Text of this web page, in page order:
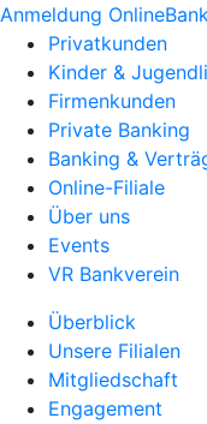
Anmeldung
Privatkunden
Kinder &
Firmenkunden
Private Banking
Banking &
Online-Filiale
Über uns
Events
VR Bankverein
Überblick
Unsere Filialen
Mitgliedschaft
Engagement